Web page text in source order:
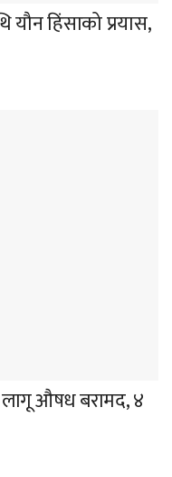
यौन हिंसाको प्रयास,
लागू औषध बरामद, ४